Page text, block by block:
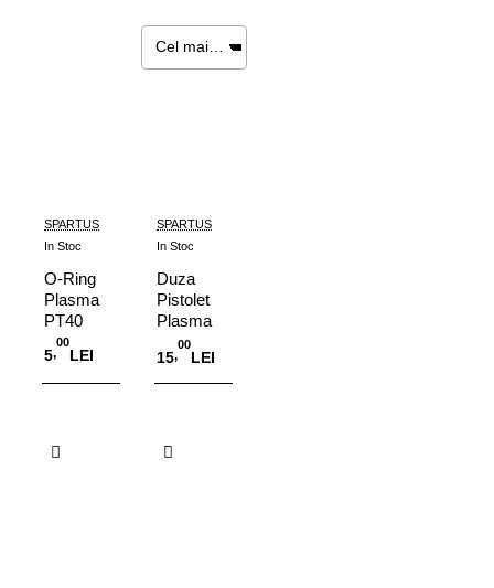
SPARTUS
In Stoc
O-Ring
Plasma
PT40
5,
00
LEI
SPARTUS
In Stoc
Duza
Pistolet
Plasma
PT40
15,
00
LEI